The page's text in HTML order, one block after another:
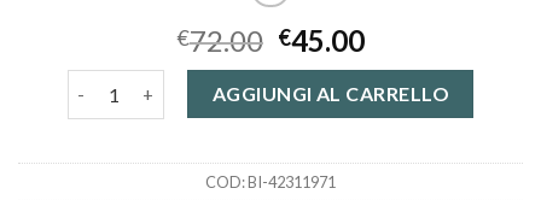
€72.00 €45.00
cuffie auricolari bluetooth quantità
AGGIUNGI AL CARRELLO
COD:BI-42311971